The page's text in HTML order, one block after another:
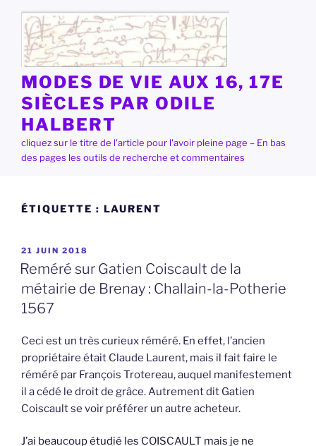
contenu
principal
MODES DE VIE AUX 16, 17E
SIÈCLES PAR ODILE
HALBERT
cliquez sur le titre de l'article pour l'avoir pleine page – En bas
des pages les outils de recherche et commentaires
ÉTIQUETTE : LAURENT
PUBLIÉ
LE
21 JUIN 2018
Reméré sur Gatien Coiscault de la
métairie de Brenay : Challain-la-Potherie
1567
Ceci est un très curieux réméré. En effet, l’ancien
propriétaire était Claude Laurent, mais il fait faire le
réméré par François Trotereau, auquel manifestement
il a cédé le droit de grâce. Autrement dit Gatien
Coiscault se voir préférer un autre acheteur.
J’ai beaucoup étudié les COISCAULT mais je ne